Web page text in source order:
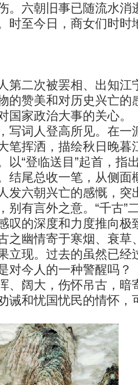
。六朝旧事已随流水消
时至今日，商女们时时
第二次被罢相、出知江
的赞美和对历史兴亡
国家政治大事的关心。
写词人登高所见。在
笔挥洒，描绘秋日晚
以“登临送目”起首，指
结尾总收一笔，从侧面
发六朝兴亡的感慨，突
别有言外之意。“千古”
叹的深度和力度推向极
之幽情寄于寒烟、衰草
立现。过去的虽然已经
对今人的一种警醒吗？
、阔大，伤怀吊古，暗
诫和忧国忧民的情怀，